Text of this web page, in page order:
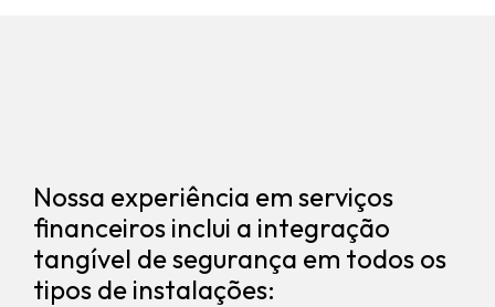
Nossa experiência em serviços
financeiros inclui a integração
tangível de segurança em todos os
tipos de instalações: